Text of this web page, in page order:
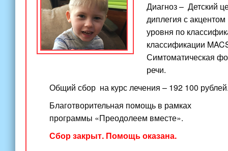
Диагноз – Детский
диплегия с
уровня по
классификации
Симтоматическая
речи.
Общий сбор на курс лечения – 192 100
Благотворительная помощь в рамках
программы «Преодолеем вместе».
Сбор закрыт. Помощь оказана.